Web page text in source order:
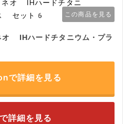
この商品を見る
IHハードチタニウム・プラ
で詳細を見る
詳細を見る